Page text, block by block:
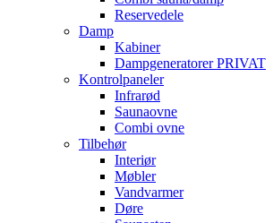
Reservedele
Damp
Kabiner
Dampgeneratorer PRIVAT
Kontrolpaneler
Infrarød
Saunaovne
Combi ovne
Tilbehør
Interiør
Møbler
Vandvarmer
Døre